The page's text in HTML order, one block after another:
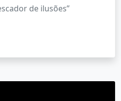
de ilusões”